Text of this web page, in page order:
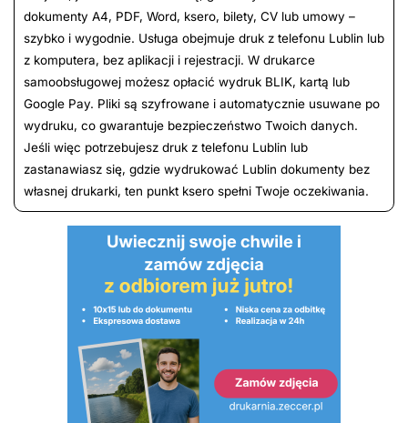
dokumenty A4, PDF, Word, ksero, bilety, CV lub umowy –
szybko i wygodnie. Usługa obejmuje druk z telefonu Lublin lub
z komputera, bez aplikacji i rejestracji. W drukarce
samoobsługowej możesz opłacić wydruk BLIK, kartą lub
Google Pay. Pliki są szyfrowane i automatycznie usuwane po
wydruku, co gwarantuje bezpieczeństwo Twoich danych.
Jeśli więc potrzebujesz druk z telefonu Lublin lub
zastanawiasz się, gdzie wydrukować Lublin dokumenty bez
własnej drukarki, ten punkt ksero spełni Twoje oczekiwania.